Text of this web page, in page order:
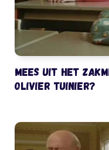
Mees uit het
Olivier Tuinier?